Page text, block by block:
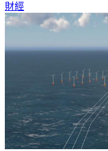
財經